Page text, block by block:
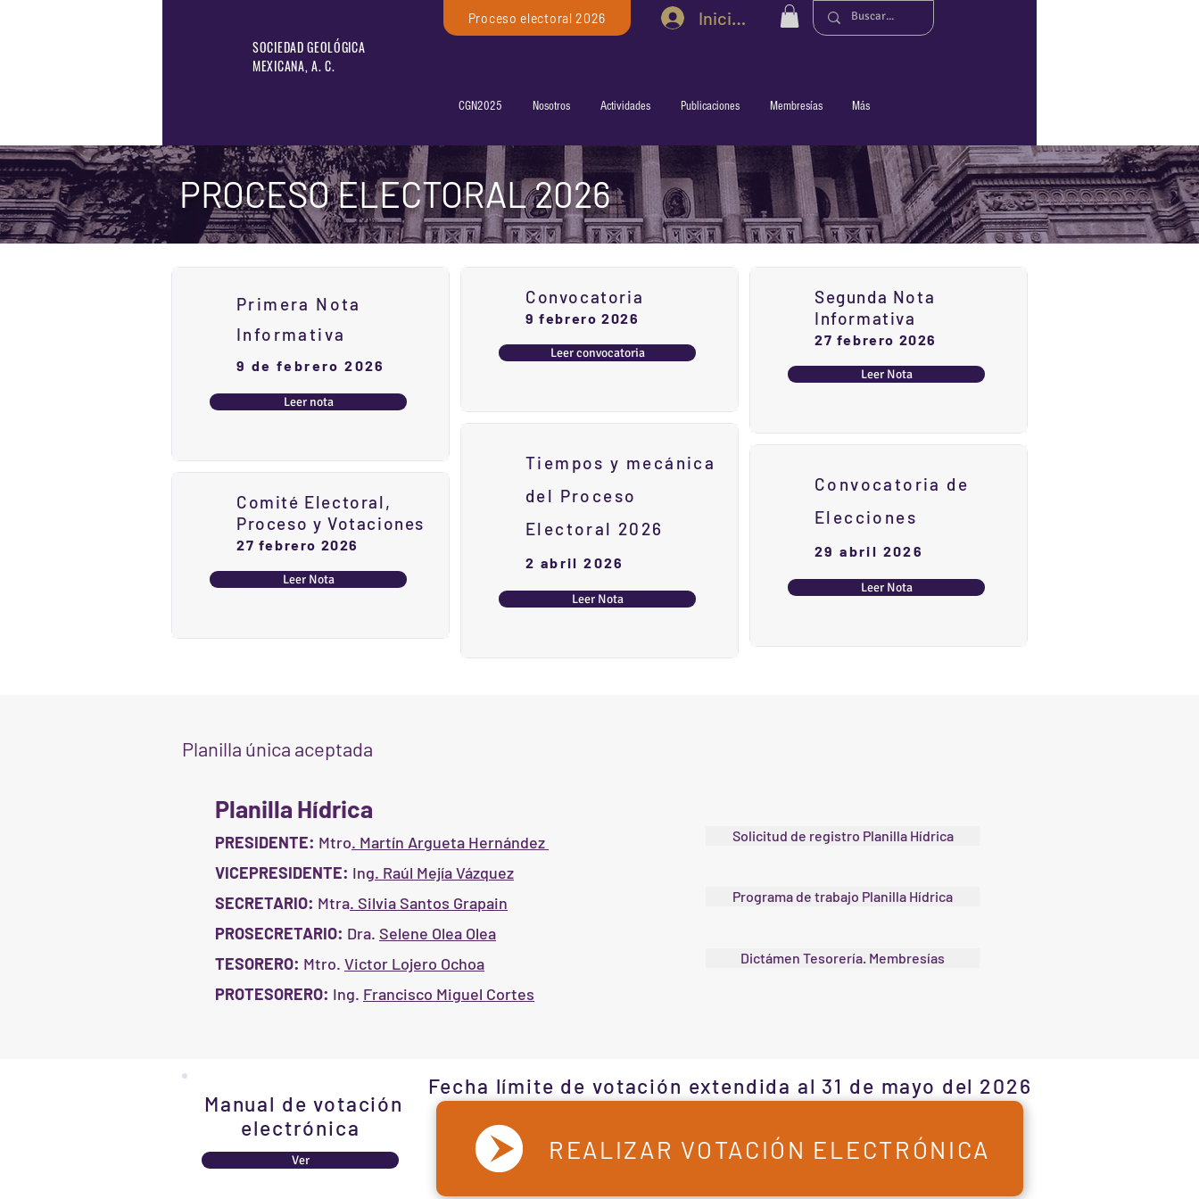
SOCIEDAD GEOLÓGICA
MEXICANA, A. C.
Proceso electoral 2026 Iniciar sesión
CGN2025 Nosotros Actividades Publicaciones Membresías Más
PROCESO ELECTORAL 2026
Primera Nota
Informativa
9 de febrero 2026
Leer nota
Comité Electoral,
Proceso y Votaciones
27 febrero 2026
Leer Nota
Convocatoria
9 febrero 2026
Leer convocatoria
Tiempos y mecánica
del Proceso
Electoral 2026
2 abril 2026
Leer Nota
Segunda Nota
Informativa
27 febrero 2026
Leer Nota
Convocatoria de
Elecciones
29 abril 2026
Leer Nota
Planilla única aceptada
Planilla Hídrica
PRESIDENTE: Mtro. Martín Argueta Hernández
VICEPRESIDENTE: Ing. Raúl Mejía Vázquez
SECRETARIO: Mtra. Silvia Santos Grapain
PROSECRETARIO: Dra. Selene Olea Olea
TESORERO: Mtro. Victor Lojero Ochoa
PROTESORERO: Ing. Francisco Miguel Cortes
Solicitud de registro Planilla Hídrica
Programa de trabajo Planilla Hídrica
Dictámen Tesorería. Membresías
Manual de votación
electrónica
Ver REALIZAR VOTACIÓN ELECTRÓNICA
Fecha límite de votación extendida al 31 de mayo del 2026